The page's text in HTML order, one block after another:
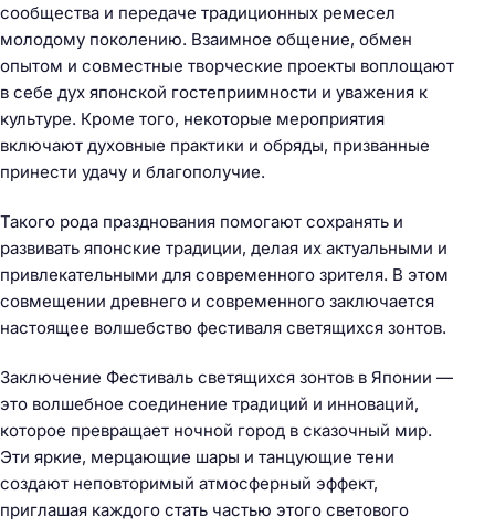
сообщества и передаче традиционных ремесел
молодому поколению. Взаимное общение, обмен
опытом и совместные творческие проекты воплощают
в себе дух японской гостеприимности и уважения к
культуре. Кроме того, некоторые мероприятия
включают духовные практики и обряды, призванные
принести удачу и благополучие.
Такого рода празднования помогают сохранять и
развивать японские традиции, делая их актуальными и
привлекательными для современного зрителя. В этом
совмещении древнего и современного заключается
настоящее волшебство фестиваля светящихся зонтов.
Заключение Фестиваль светящихся зонтов в Японии —
это волшебное соединение традиций и инноваций,
которое превращает ночной город в сказочный мир.
Эти яркие, мерцающие шары и танцующие тени
создают неповторимый атмосферный эффект,
приглашая каждого стать частью этого светового